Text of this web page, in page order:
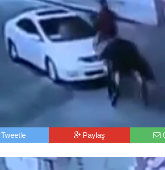
Tweetle Paylaş